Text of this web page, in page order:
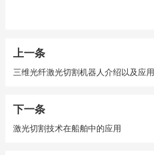
上一条
三维光纤激光切割机器人介绍以及应用
下一条
激光切割技术在船舶中的应用